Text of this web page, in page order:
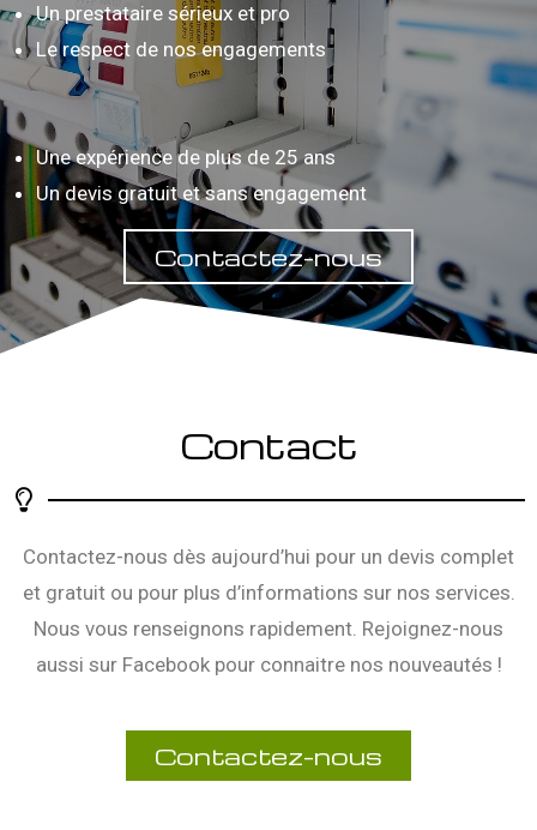
Un prestataire sérieux et pro
Le respect de nos engagements
Une expérience de plus de 25 ans
Un devis gratuit et sans engagement
Contactez-nous
Contact
Contactez-nous dès aujourd’hui pour un devis complet
et gratuit ou pour plus d’informations sur nos services.
Nous vous renseignons rapidement. Rejoignez-nous
aussi sur Facebookpour connaitre nos nouveautés !
Contactez-nous